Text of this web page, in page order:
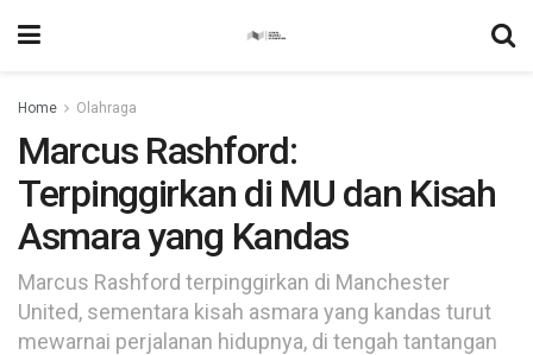
Home Olahraga
Marcus Rashford:
Terpinggirkan di MU dan Kisah
Asmara yang Kandas
Marcus Rashford terpinggirkan di Manchester
United, sementara kisah asmara yang kandas turut
mewarnai perjalanan hidupnya, di tengah tantangan